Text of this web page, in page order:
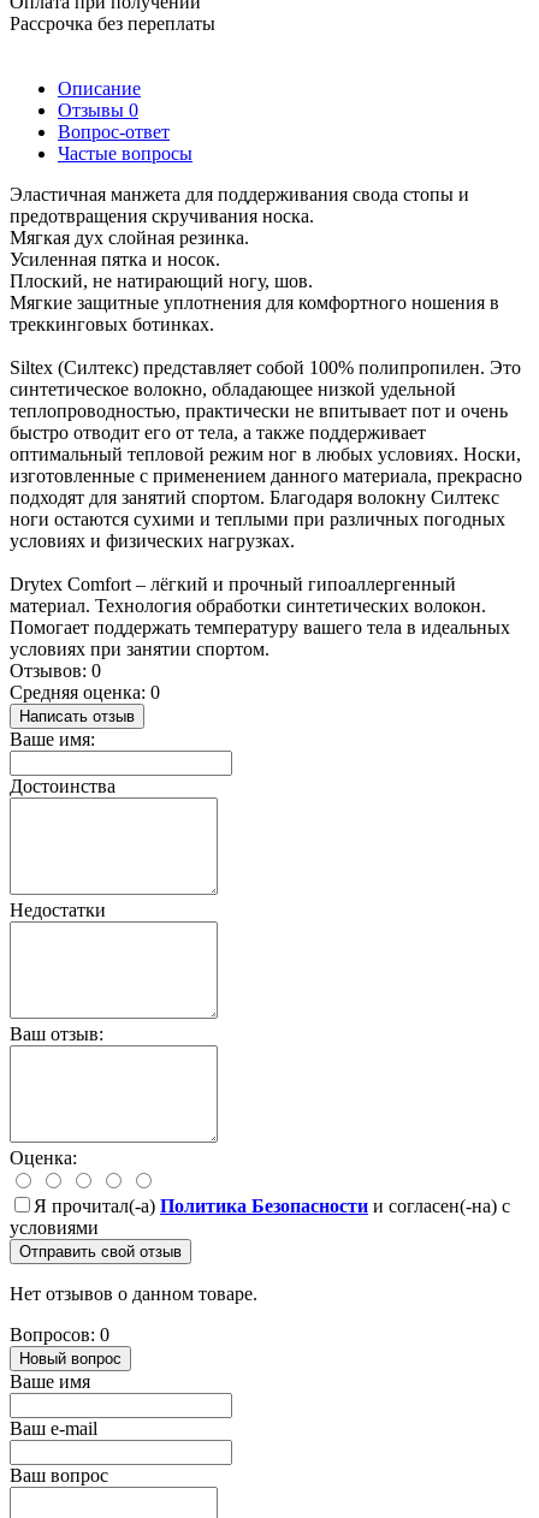
Рассрочка без переплаты
Описание
Отзывы 0
Вопрос-ответ
Частые вопросы
Эластичная манжета для поддерживания свода стопы и
предотвращения скручивания носка.
Мягкая дух слойная резинка.
Усиленная пятка и носок.
Плоский, не натирающий ногу, шов.
Мягкие защитные уплотнения для комфортного ношения в
треккинговых ботинках.
Siltex (Силтекс) представляет собой 100% полипропилен. Это
синтетическое волокно, обладающее низкой удельной
теплопроводностью, практически не впитывает пот и очень
быстро отводит его от тела, а также поддерживает
оптимальный тепловой режим ног в любых условиях. Носки,
изготовленные с применением данного материала, прекрасно
подходят для занятий спортом. Благодаря волокну Силтекс
ноги остаются сухими и теплыми при различных погодных
условиях и физических нагрузках.
Drytex Comfort – лёгкий и прочный гипоаллергенный
материал. Технология обработки синтетических волокон.
Помогает поддержать температуру вашего тела в идеальных
условиях при занятии спортом.
Отзывов: 0
Средняя оценка: 0
Написать отзыв
Ваше имя:
Достоинства
Недостатки
Ваш отзыв:
Оценка:
Я прочитал(-а) Политика Безопасности и согласен(-на) с
условиями
Отправить свой отзыв
Нет отзывов о данном товаре.
Вопросов: 0
Новый вопрос
Ваше имя
Ваш e-mail
Ваш вопрос